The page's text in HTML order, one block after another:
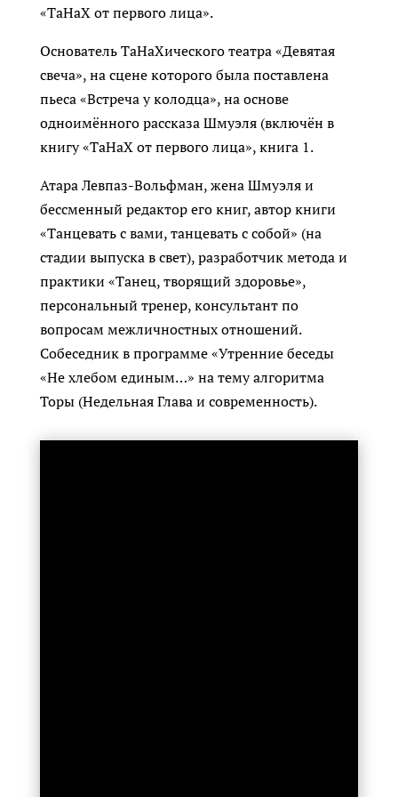
«ТаНаХ от первого лица».
Основатель ТаНаХического театра «Девятая
свеча», на сцене которого была поставлена
пьеса «Встреча у колодца», на основе
одноимённого рассказа Шмуэля (включён в
книгу «ТаНаХ от первого лица», книга 1.
Атара Левпаз-Вольфман, жена Шмуэля и
бессменный редактор его книг, автор книги
«Танцевать с вами, танцевать с собой» (на
стадии выпуска в свет), разработчик метода и
практики «Танец, творящий здоровье»,
персональный тренер, консультант по
вопросам межличностных отношений.
Собеседник в программе «Утренние беседы
«Не хлебом единым…» на тему алгоритма
Торы (Недельная Глава и современность).